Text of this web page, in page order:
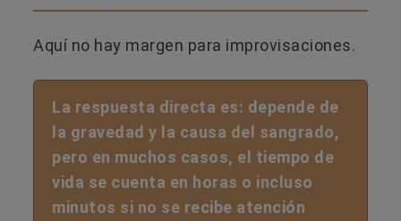
Aquí no hay margen para improvisaciones.
La respuesta directa es: depende de
la gravedad y la causa del sangrado,
pero en muchos casos, el tiempo de
vida se cuenta en horas o incluso
minutos si no se recibe atención